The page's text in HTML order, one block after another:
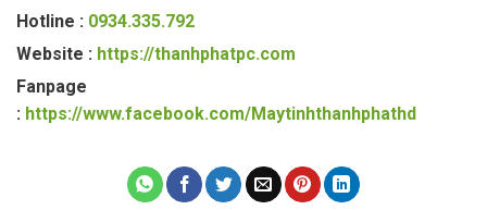
Hotline : 0934.335.792
Website : https://thanhphatpc.com
Fanpage
: https://www.facebook.com/Maytinhthanhphathd